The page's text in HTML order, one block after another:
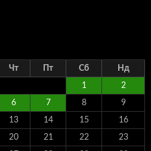
Чт Пт Сб Нд
1 2
6 7 8 9
13 14 15 16
20 21 22 23